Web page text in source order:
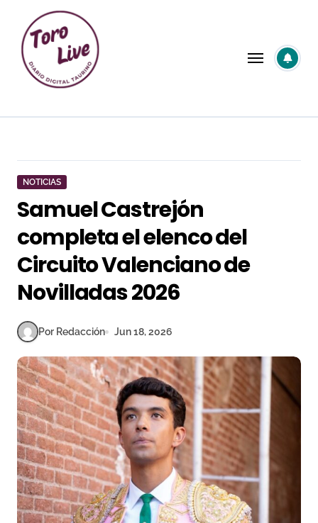
contenido
NOTICIAS
Samuel Castrejón
completa el elenco del
Circuito Valenciano de
Novilladas 2026
Por Redacción Jun 18, 2026